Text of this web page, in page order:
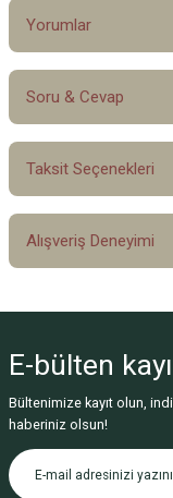
Yorumlar
Bu
Soru & Cevap
Ürün
Taksit Seçenekleri
Alışveriş Deneyimi
E-bülten
Bültenimize kayıt olun,
haberiniz olsun!